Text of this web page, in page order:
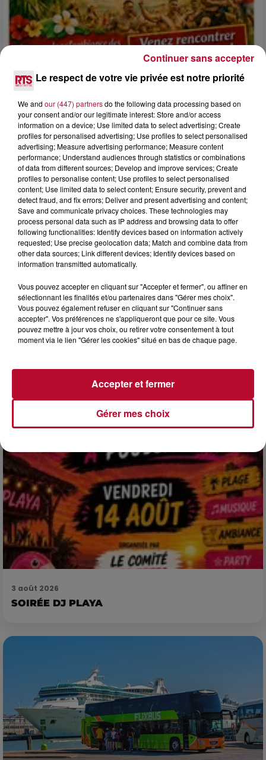
4 août 2026
FÊTE DE LA POLYNÉSIE À VILLEVEYRAC
4 août 2026
HÉRAULT, PYRÉNÉES-ORIENTALES : TROIS
Pas besoin de bouteilles de plongée lourdes ni de diplômes
complexes pour observer la vie sous-marine. Cet été, un
masque, un tuba et une paire de palmes...
3 août 2026
SOIRÉE DJ PLAYA
Le respect de votre vie privée est notre priorité
We and our (447) partnersdo the following data processing based on
your consent and/or our legitimate interest: Store and/or access
information on a device; Use limited data to select advertising; Create
profiles for personalised advertising; Use profiles to select personalised
advertising; Measure advertising performance; Measure content
performance; Understand audiences through statistics or combinations
of data from different sources; Develop and improve services; Create
profiles to personalise content; Use profiles to select personalised
content; Use limited data to select content; Ensure security, prevent and
detect fraud, and fix errors; Deliver and present advertising and content;
Save and communicate privacy choices. These technologies may
process personal data such as IP address and browsing data to offer
following functionalities: Identify devices based on information actively
requested; Use precise geolocation data; Match and combine data from
other data sources; Link different devices; Identify devices based on
information transmitted automatically.
Vous pouvez accepter en cliquant sur "Accepter et fermer", ou affiner en
sélectionnant les finalités et/ou partenaires dans "Gérer mes choix".
Vous pouvez également refuser en cliquant sur "Continuer sans
accepter". Vos préférences ne s'appliqueront que pour ce site. Vous
pouvez mettre à jour vos choix, ou retirer votre consentement à tout
moment via le lien "Gérer les cookies" situé en bas de chaque page.
Gérer mes choix
Accepter et fermer
Continuer sans accepter